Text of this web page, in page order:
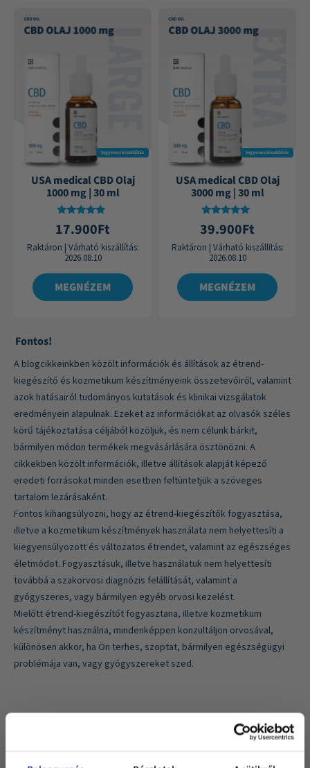
Ingyenes kiszállítás
USA medical CBD Olaj
1000 mg | 30 ml
Értékelés:
4.87
/ 5
17.900Ft
Raktáron | Várható kiszállítás:
2026.08.10
MEGNÉZEM
Ingyenes kiszállítás
USA medical CBD Olaj
3000 mg | 30 ml
Értékelés:
4.88
/ 5
39.900Ft
Raktáron | Várható kiszállítás:
2026.08.10
MEGNÉZEM
Fontos!
A blogcikkeinkben közölt információk és állítások az étrend-
kiegészítő és kozmetikum készítményeink összetevőiről, valamint
azok hatásairól tudományos kutatások és klinikai vizsgálatok
eredményein alapulnak. Ezeket az információkat az olvasók széles
körű tájékoztatása céljából közöljük, és nem célunk bárkit,
bármilyen módon termékek megvásárlására ösztönözni. A
cikkekben közölt információk, illetve állítások alapját képező
eredeti forrásokat minden esetben feltüntetjük a szöveges
tartalom lezárásaként.
Fontos kihangsúlyozni, hogy az étrend-kiegészítők fogyasztása,
illetve a kozmetikum készítmények használata nem helyettesíti a
kiegyensúlyozott és változatos étrendet, valamint az egészséges
életmódot. Fogyasztásuk, illetve használatuk nem helyettesíti
továbbá a szakorvosi diagnózis felállítását, valamint a
gyógyszeres, vagy bármilyen egyéb orvosi kezelést.
Mielőtt étrend-kiegészítőt fogyasztana, illetve kozmetikum
készítményt használna, mindenképpen konzultáljon orvosával,
különösen akkor, ha Ön terhes, szoptat, bármilyen egészségügyi
problémája van, vagy gyógyszereket szed.